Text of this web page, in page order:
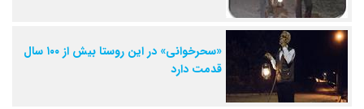
«سحرخوانی» در این روستا بیش از ۱۰۰ سال
قدمت دارد